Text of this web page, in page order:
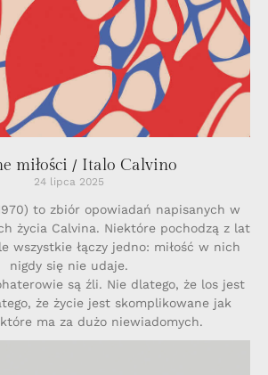
miłości / Italo Calvino
24 lipca 2025
to zbiór opowiadań napisanych w
życia Calvina. Niektóre pochodzą z lat
wszystkie łączy jedno: miłość w nich
nigdy się nie udaje.
są źli. Nie dlatego, że los jest
że życie jest skomplikowane jak
ma za dużo niewiadomych.